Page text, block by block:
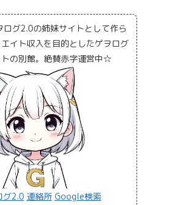
ログ2.0の姉妹サイトとして作ら
イト収入を目的としたゲヲログ
の別館。絶賛赤字運営中☆
グ2.0 連絡所 Google検索